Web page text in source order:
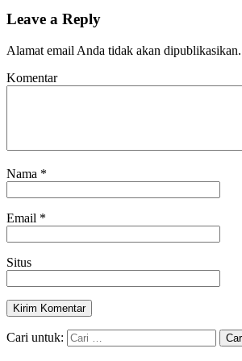
Leave a Reply
Alamat email Anda tidak akan dipublikasikan.
Komentar
Nama *
Email *
Situs
Cari untuk: